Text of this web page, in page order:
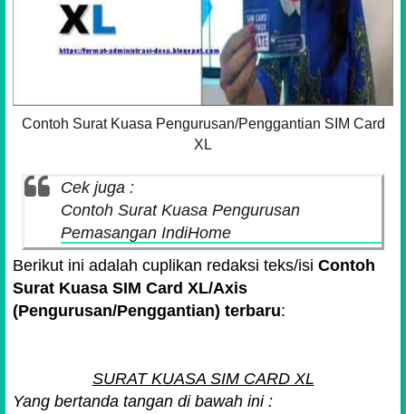
Contoh Surat Kuasa Pengurusan/Penggantian SIM Card
XL
Cek juga :
Contoh Surat Kuasa Pengurusan
Pemasangan IndiHome
Berikut ini adalah cuplikan redaksi teks/isi Contoh
Surat Kuasa SIM Card XL/Axis
(Pengurusan/Penggantian) terbaru:
SURAT KUASA SIM CARD XL
Yang bertanda tangan di bawah ini :